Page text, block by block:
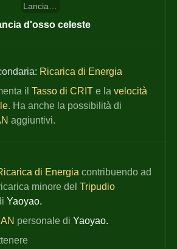
Lancia d'osso celeste
d'osso celeste
Ricarica di Energia
il Tasso di CRIT e la velocità
. Ha anche la possibilità di
aggiuntivi.
di Energia contribuendo ad
minore del Tripudio
Yaoyao.
personale di Yaoyao.